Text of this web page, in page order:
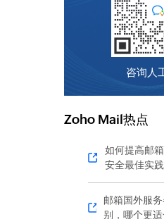
咨询人
Zoho Mail热点
如何提高邮
安全最佳实践
邮箱国外服
别，哪个更适